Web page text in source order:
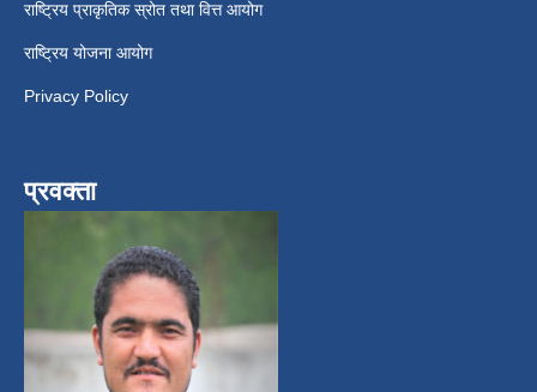
राष्ट्रिय प्राकृतिक स्रोत तथा वित्त आयोग
राष्ट्रिय योजना आयोग
Privacy Policy
प्रवक्ता